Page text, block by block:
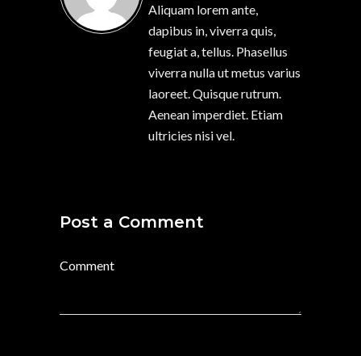
Aliquam lorem ante,
dapibus in, viverra quis,
feugiat a, tellus. Phasellus
viverra nulla ut metus varius
laoreet. Quisque rutrum.
Aenean imperdiet. Etiam
ultricies nisi vel.
Post a Comment